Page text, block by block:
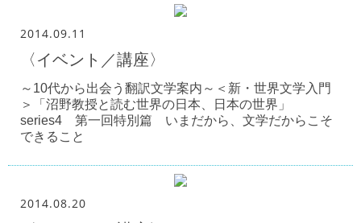
2014.09.11
〈イベント／講座〉
～10代から出会う翻訳文学案内～＜新・世界文学入門
＞「沼野教授と読む世界の日本、日本の世界」
series4 第一回特別篇 いまだから、文学だからこそ
できること
2014.08.20